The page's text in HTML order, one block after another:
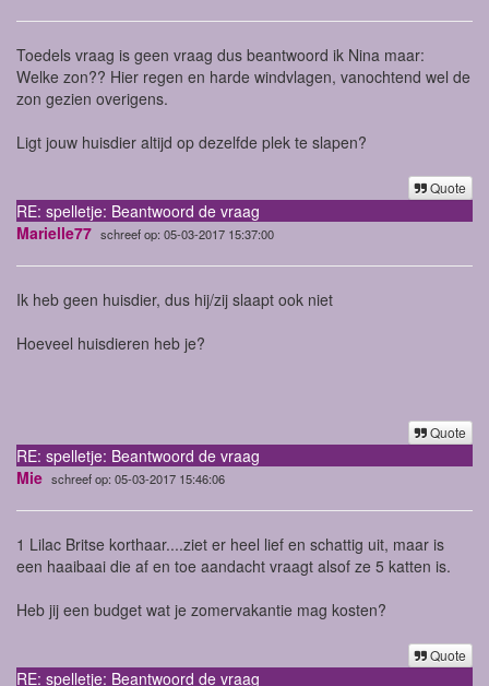
Toedels vraag is geen vraag dus beantwoord ik Nina maar:
Welke zon?? Hier regen en harde windvlagen, vanochtend wel de
zon gezien overigens.
Ligt jouw huisdier altijd op dezelfde plek te slapen?
Quote
RE: spelletje: Beantwoord de vraag
Marielle77 schreef op: 05-03-2017 15:37:00
Ik heb geen huisdier, dus hij/zij slaapt ook niet
Hoeveel huisdieren heb je?
Quote
RE: spelletje: Beantwoord de vraag
Mie schreef op: 05-03-2017 15:46:06
1 Lilac Britse korthaar....ziet er heel lief en schattig uit, maar is
een haaibaai die af en toe aandacht vraagt alsof ze 5 katten is.
Heb jij een budget wat je zomervakantie mag kosten?
Quote
RE: spelletje: Beantwoord de vraag